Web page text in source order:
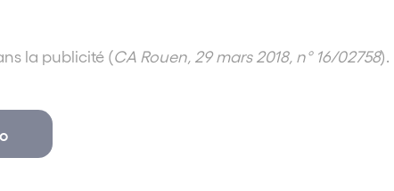
la publicité (CA Rouen, 29 mars 2018, n° 16/02758).